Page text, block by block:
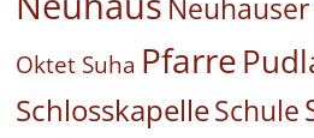
Oktet Suha Pfarre
SchlosskapelleSchule